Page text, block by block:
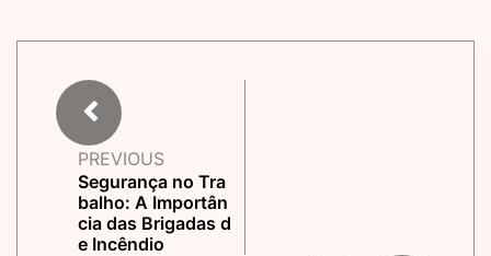
PREVIOUS
Segurança no Tra
balho: A Importân
cia das Brigadas d
e Incêndio